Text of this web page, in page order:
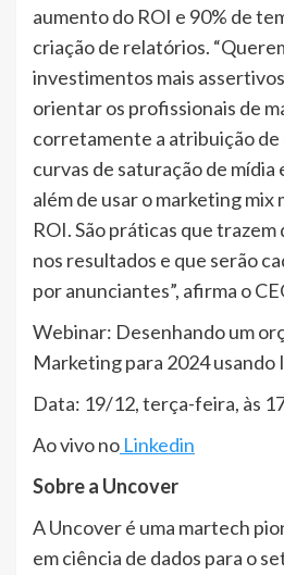
aumento do ROI e 90% de
criação de relatórios.
investimentos mais
orientar os profissionais de
corretamente a atribuição
curvas de saturação de mídia
além de usar o marketing
ROI. São práticas que
nos resultados e que serão
por anunciantes”, afirma o
Webinar: Desenhando um
Marketing para 2024 usando
Data: 19/12, terça-feira, às
Ao vivo no Linkedin
Sobre a Uncover
A Uncover é uma martech
em ciência de dados para o